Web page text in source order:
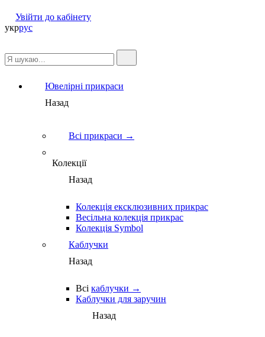
Увійти до кабінету
укррус
Ювелірні прикраси
Назад
Всі прикраси →
Колекції
Назад
Колекція ексклюзивних прикрас
Весільна колекція прикрас
Колекція Symbol
Каблучки
Назад
Всі каблучки →
Каблучки для заручин
Назад